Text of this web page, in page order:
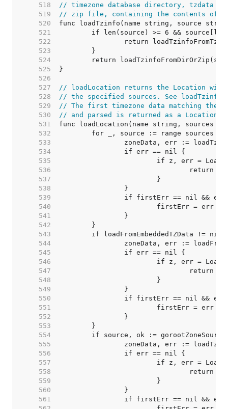
   518
// timezone database directory, tzdata
   519
// zip file, containing the contents of
   520
   521
   522
   523
   524
   525
   526
   527
// loadLocation returns the Location with
   528
// the specified sources. See
   529
// The first timezone data matching the
   530
// and parsed is returned as a Location.
   531
   532
   533
   534
   535
   536
   537
   538
   539
   540
   541
   542
   543
   544
   545
   546
   547
   548
   549
   550
   551
   552
   553
   554
   555
   556
   557
   558
   559
   560
   561